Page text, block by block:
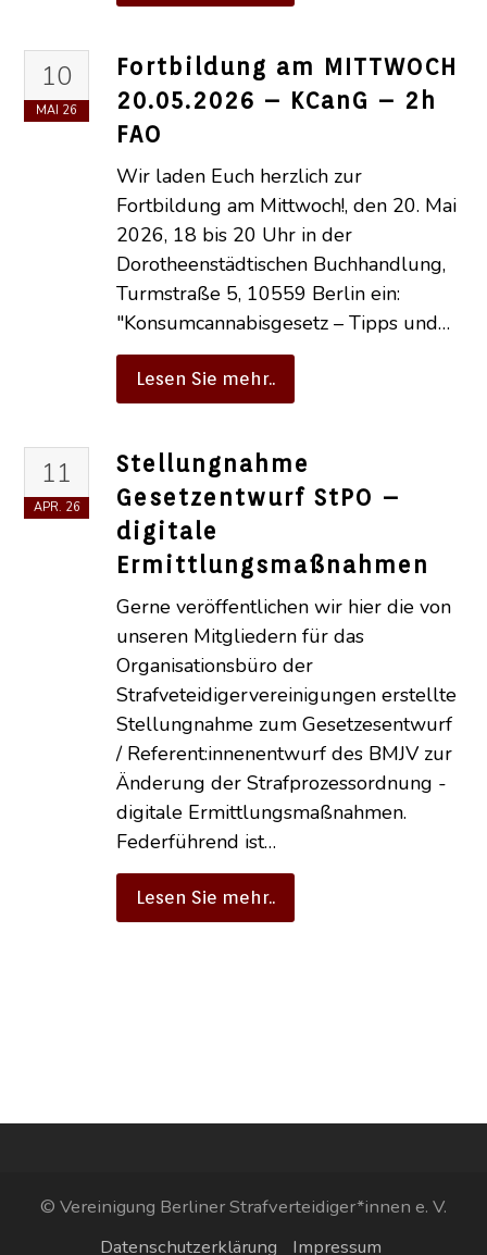
10
MAI 26
Fortbildung am MITTWOCH
20.05.2026 – KCanG – 2h
FAO
Wir laden Euch herzlich zur
Fortbildung am Mittwoch!, den 20. Mai
2026, 18 bis 20 Uhr in der
Dorotheenstädtischen Buchhandlung,
Turmstraße 5, 10559 Berlin ein:
"Konsumcannabisgesetz – Tipps und…
Lesen Sie mehr..
11
APR. 26
Stellungnahme
Gesetzentwurf StPO –
digitale
Ermittlungsmaßnahmen
Gerne veröffentlichen wir hier die von
unseren Mitgliedern für das
Organisationsbüro der
Strafveteidigervereinigungen erstellte
Stellungnahme zum Gesetzesentwurf
/ Referent:innenentwurf des BMJV zur
Änderung der Strafprozessordnung -
digitale Ermittlungsmaßnahmen.
Federführend ist…
Lesen Sie mehr..
© Vereinigung Berliner Strafverteidiger*innen e. V.
Datenschutzerklärung
Impressum